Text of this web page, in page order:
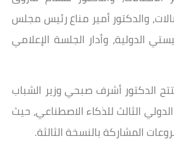
والدكتور أمير مناع رئيس مجلس
الدولية، وأدار الجلسة الإعلامي
الدكتور أشرف صبحي وزير الشباب
الثالث للذكاء الاصطناعي، حيث
المشاركة بالنسخة الثالثة.